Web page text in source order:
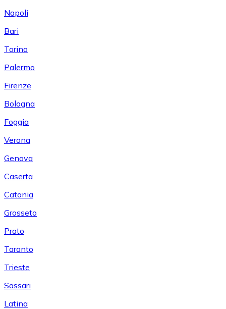
Napoli
Bari
Torino
Palermo
Firenze
Bologna
Foggia
Verona
Genova
Caserta
Catania
Grosseto
Prato
Taranto
Trieste
Sassari
Latina